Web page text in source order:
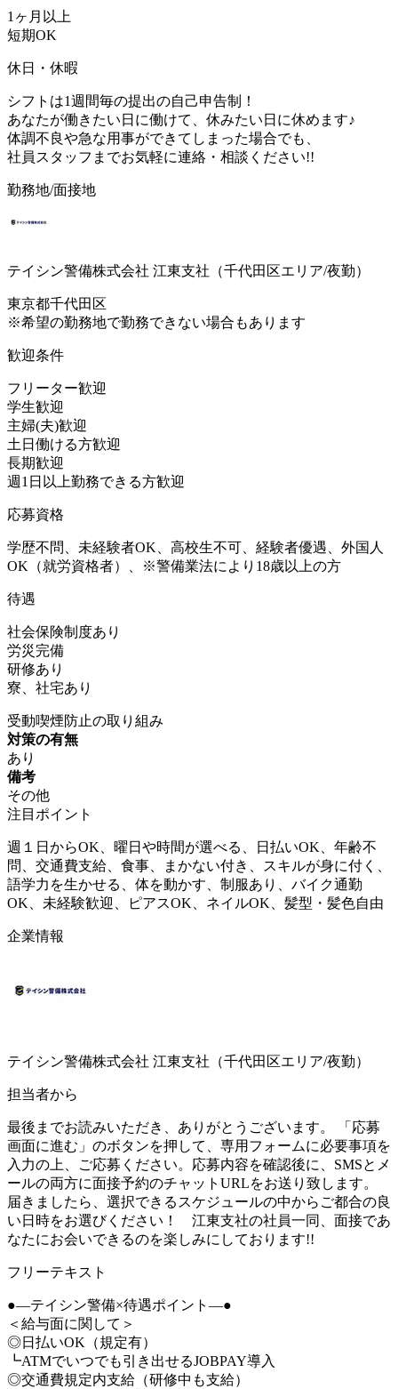
1ヶ月以上
短期OK
休日・休暇
シフトは1週間毎の提出の自己申告制！
あなたが働きたい日に働けて、休みたい日に休めます♪
体調不良や急な用事ができてしまった場合でも、
社員スタッフまでお気軽に連絡・相談ください!!
勤務地/面接地
テイシン警備株式会社 江東支社（千代田区エリア/夜勤）
東京都千代田区
※希望の勤務地で勤務できない場合もあります
歓迎条件
フリーター歓迎
学生歓迎
主婦(夫)歓迎
土日働ける方歓迎
長期歓迎
週1日以上勤務できる方歓迎
応募資格
学歴不問、未経験者OK、高校生不可、経験者優遇、外国人
OK（就労資格者）、※警備業法により18歳以上の方
待遇
社会保険制度あり
労災完備
研修あり
寮、社宅あり
受動喫煙防止の取り組み
対策の有無
あり
備考
その他
注目ポイント
週１日からOK、曜日や時間が選べる、日払いOK、年齢不
問、交通費支給、食事、まかない付き、スキルが身に付く、
語学力を生かせる、体を動かす、制服あり、バイク通勤
OK、未経験歓迎、ピアスOK、ネイルOK、髪型・髪色自由
企業情報
テイシン警備株式会社 江東支社（千代田区エリア/夜勤）
担当者から
最後までお読みいただき、ありがとうございます。 「応募
画面に進む」のボタンを押して、専用フォームに必要事項を
入力の上、ご応募ください。応募内容を確認後に、SMSとメ
ールの両方に面接予約のチャットURLをお送り致します。
届きましたら、選択できるスケジュールの中からご都合の良
い日時をお選びください！ 江東支社の社員一同、面接であ
なたにお会いできるのを楽しみにしております!!
フリーテキスト
●―テイシン警備×待遇ポイント―●
＜給与面に関して＞
◎日払いOK（規定有）
┗ATMでいつでも引き出せるJOBPAY導入
◎交通費規定内支給（研修中も支給）